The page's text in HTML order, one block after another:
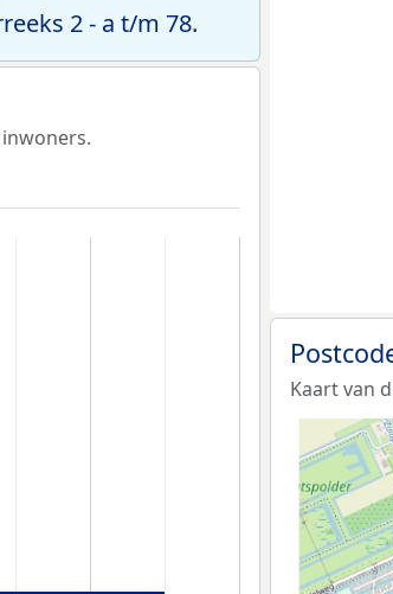
2 - a t/m 78.
Kaart van